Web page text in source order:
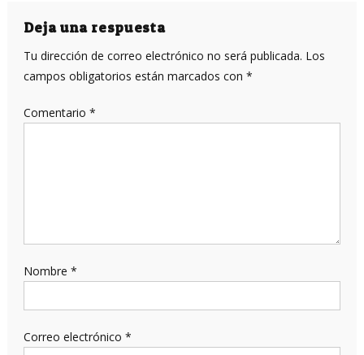
entradas
Deja una respuesta
Tu dirección de correo electrónico no será publicada. Los
campos obligatorios están marcados con *
Comentario *
Nombre *
Correo electrónico *